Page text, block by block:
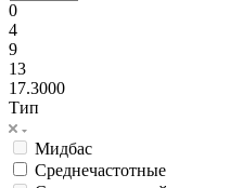
0
4
9
13
17.3000
Тип
Мидбас
Среднечастотные